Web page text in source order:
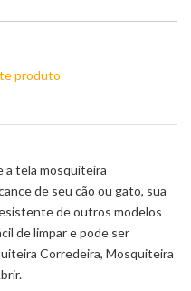
produto
a tela mosquiteira
de seu cão ou gato, sua
de outros modelos
de limpar e pode ser
Corredeira, Mosquiteira